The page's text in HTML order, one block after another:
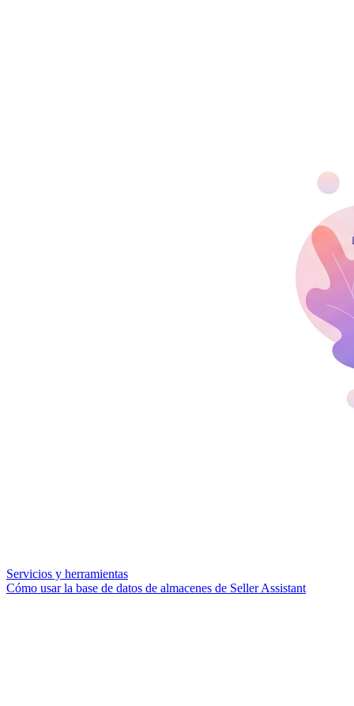
Servicios y herramientas
Cómo usar la base de datos de almacenes de Seller Assistant